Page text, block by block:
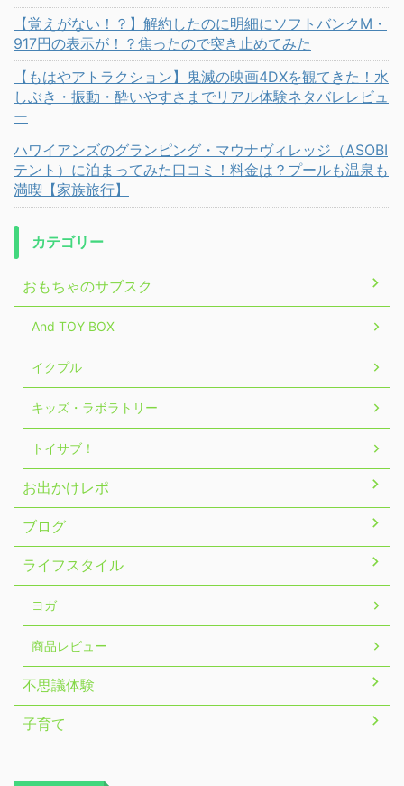
【覚えがない！？】解約したのに明細にソフトバンクM・
917円の表示が！？焦ったので突き止めてみた
【もはやアトラクション】鬼滅の映画4DXを観てきた！水
しぶき・振動・酔いやすさまでリアル体験ネタバレレビュ
ー
ハワイアンズのグランピング・マウナヴィレッジ（ASOBI
テント）に泊まってみた口コミ！料金は？プールも温泉も
満喫【家族旅行】
カテゴリー
おもちゃのサブスク
And TOY BOX
イクプル
キッズ・ラボラトリー
トイサブ！
お出かけレポ
ブログ
ライフスタイル
ヨガ
商品レビュー
不思議体験
子育て